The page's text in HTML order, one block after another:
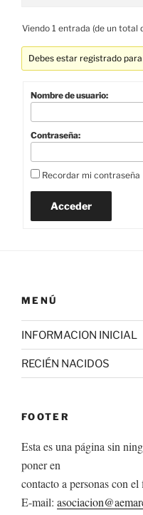
Viendo 1 entrada (de un total
Debes estar registrado
Nombre de usuario:
Contraseña:
Recordar mi contraseña
Acceder
MENÚ
INFORMACION INICIAL
RECIÉN NACIDOS
FOOTER
Esta es una página sin
poner en
contacto a personas con
E-mail: